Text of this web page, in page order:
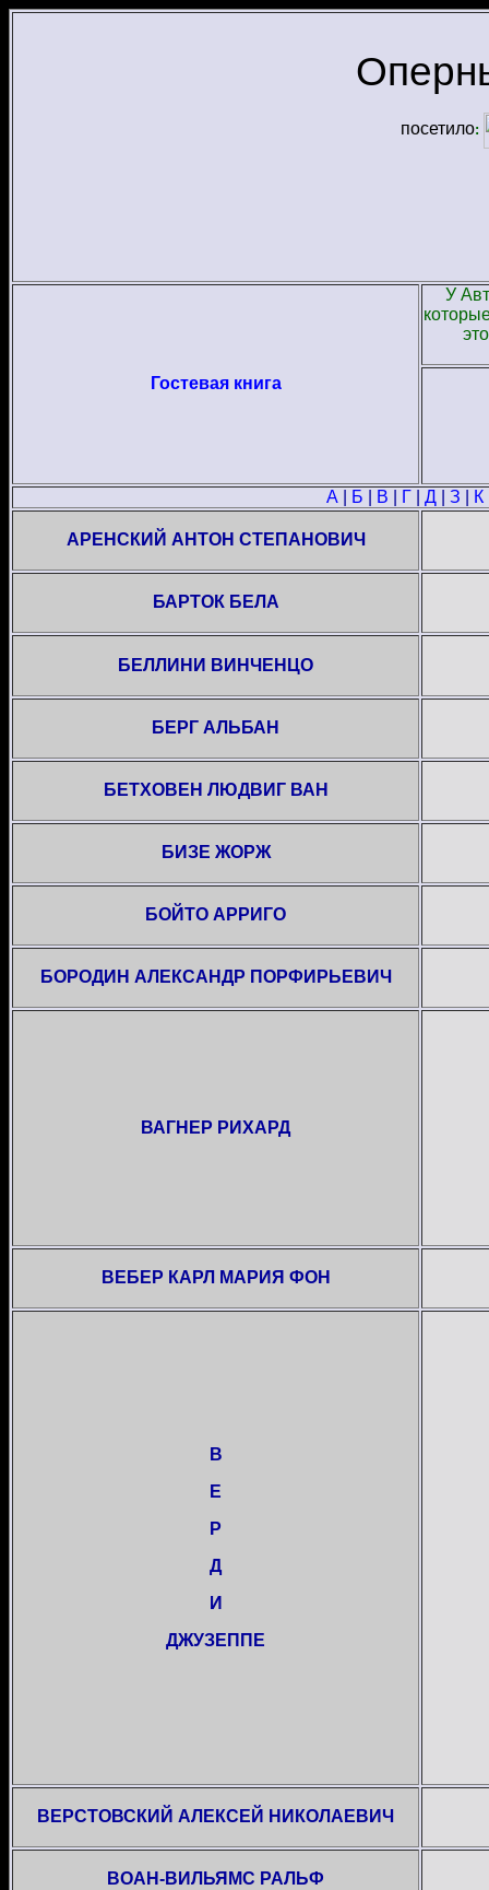
посетило:
Гостевая книга
У
А Б В Г Д З К
АРЕНСКИЙ АНТОН СТЕПАНОВИЧ
БАРТОК БЕЛА
БЕЛЛИНИ ВИНЧЕНЦО
БЕРГ АЛЬБАН
БЕТХОВЕН ЛЮДВИГ ВАН
БИЗЕ ЖОРЖ
БОЙТО АРРИГО
БОРОДИН АЛЕКСАНДР ПОРФИРЬЕВИЧ
ВАГНЕР РИХАРД
ВЕБЕР КАРЛ МАРИЯ ФОН
В
Е
Р
Д
И
ДЖУЗЕППЕ
ВЕРСТОВСКИЙ АЛЕКСЕЙ НИКОЛАЕВИЧ
ВОАН-ВИЛЬЯМС РАЛЬФ